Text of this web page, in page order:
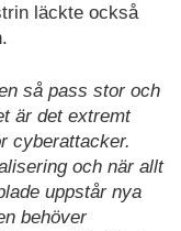
läckte också
så pass stor och
är det extremt
cyberattacker.
och när allt
uppstår nya
behöver